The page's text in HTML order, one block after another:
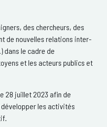
des chercheurs, des
de nouvelles relations inter-
dans le cadre de
et les acteurs publics et
28 juillet 2023 afin de
les activités